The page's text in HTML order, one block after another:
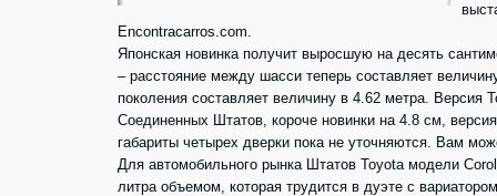
Encontracarros.com.
Японская новинка получит выросшую на десять
– расстояние между шасси теперь составляет
поколения составляет величину в 4.62 метра.
Соединенных Штатов, короче новинки на 4.8 см,
габариты четырех дверки пока не уточняются. Вам
Для автомобильного рынка Штатов Toyota модели
литра объемом, которая трудится в дуэте с